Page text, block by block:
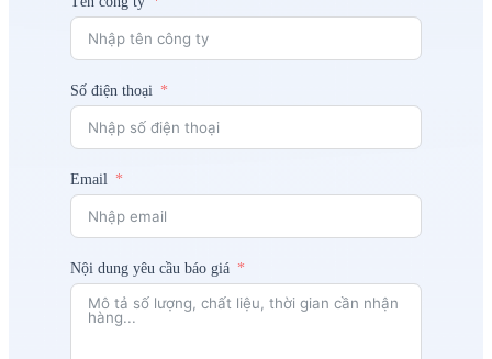
Số điện thoại
Email
Nội dung yêu cầu báo giá